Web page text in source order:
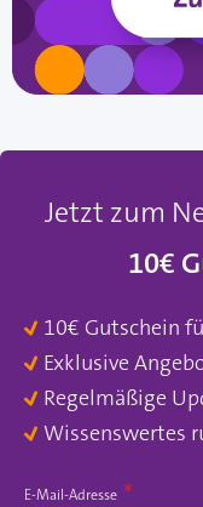
Jetzt zum
10€
10€ Gutschein
Exklusive
Regelmäßige
Wissenswertes
E-Mail-Adresse